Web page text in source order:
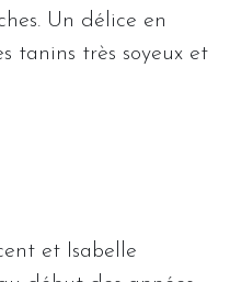
Un délice en
tanins très soyeux et
et Isabelle